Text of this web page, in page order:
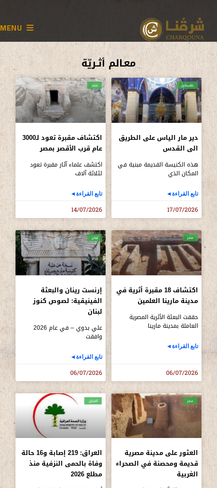
MENU
معـالم أثـريّة
فلسطين
دير مار الياس على الطريق
الى القدس
هذه الكنيسة القديمة مبنية في
المكان الذي
تابع القراءة◄
17/07/2026
مصر
اكتشاف مقبرة تعود لـ3000
عام قرب الأقصر بمصر
اكتشف علماء آثار مقبرة تعود
لثلاثة آلاف
تابع القراءة◄
14/07/2026
مصر
اكتشاف 18 مقبرة أثرية في
مدينة مارينا العلمين
حققت البعثة الأثرية المصرية
العاملة بمدينة مارينا
تابع القراءة◄
06/07/2026
لبنان
إرنست رينان والبعثة
الفينيقية: لصوص كنوز
لبنان
علي بدوي – في عام 2026
وافقت
تابع القراءة◄
06/07/2026
مصر
العثور على مدينة مصرية
قديمة ومحصنة في الصحراء
الغربية
العراق
العراق: 219 إصابة و16 حالة
وفاة بالحمى النزفية منذ
مطلع 2026